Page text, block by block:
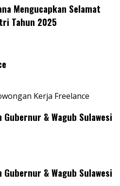
Mengucapkan Selamat
Tahun 2025
Kerja Freelance
& Wagub Sulawesi
& Wagub Sulawesi